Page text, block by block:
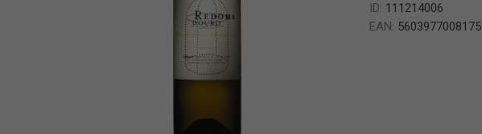
ID: 111214006
EAN: 5603977008175